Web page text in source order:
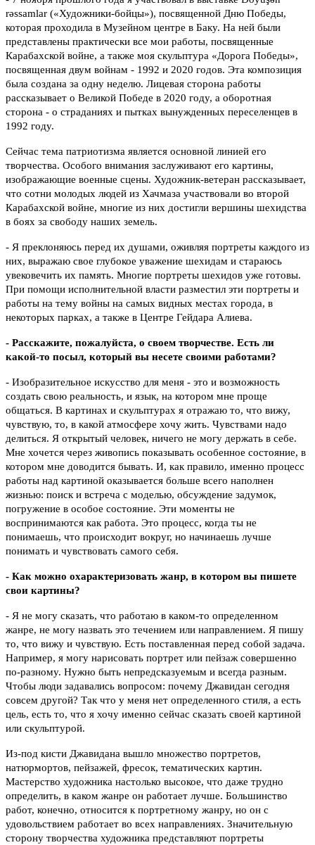
rəssamlar («Художники-бойцы»), посвященной Дню Победы,
которая проходила в Музейном центре в Баку. На ней были
представлены практически все мои работы, посвященные
Карабахской войне, а также моя скульптура «Дорога Победы»,
посвященная двум войнам - 1992 и 2020 годов. Эта композиция
была создана за одну неделю. Лицевая сторона работы
рассказывает о Великой Победе в 2020 году, а оборотная
сторона - о страданиях и пытках вынужденных переселенцев в
1992 году.
Сейчас тема патриотизма является основной линией его
творчества. Особого внимания заслуживают его картины,
изображающие военные сцены. Художник-ветеран рассказывает,
что сотни молодых людей из Хачмаза участвовали во второй
Карабахской войне, многие из них достигли вершины шехидства
в боях за свободу наших земель.
- Я преклоняюсь перед их душами, оживляя портреты каждого из
них, выражаю свое глубокое уважение шехидам и стараюсь
увековечить их память. Многие портреты шехидов уже готовы.
При помощи исполнительной власти разместил эти портреты и
работы на тему войны на самых видных местах города, в
некоторых парках, а также в Центре Гейдара Алиева.
- Расскажите, пожалуйста, о своем творчестве. Есть ли
какой-то посыл, который вы несете своими работами?
- Изобразительное искусство для меня - это и возможность
создать свою реальность, и язык, на котором мне проще
общаться. В картинах и скульптурах я отражаю то, что вижу,
чувствую, то, в какой атмосфере хочу жить. Чувствами надо
делиться. Я открытый человек, ничего не могу держать в себе.
Мне хочется через живопись показывать особенное состояние, в
котором мне доводится бывать. И, как правило, именно процесс
работы над картиной оказывается больше всего наполнен
жизнью: поиск и встреча с моделью, обсуждение задумок,
погружение в особое состояние. Эти моменты не
воспринимаются как работа. Это процесс, когда ты не
понимаешь, что происходит вокруг, но начинаешь лучше
понимать и чувствовать самого себя.
- Как можно охарактеризовать жанр, в котором вы пишете
свои картины?
- Я не могу сказать, что работаю в каком-то определенном
жанре, не могу назвать это течением или направлением. Я пишу
то, что вижу и чувствую. Есть поставленная перед собой задача.
Например, я могу нарисовать портрет или пейзаж совершенно
по-разному. Нужно быть непредсказуемым и всегда разным.
Чтобы люди задавались вопросом: почему Джавидан сегодня
совсем другой? Так что у меня нет определенного стиля, а есть
цель, есть то, что я хочу именно сейчас сказать своей картиной
или скульптурой.
Из-под кисти Джавидана вышло множество портретов,
натюрмортов, пейзажей, фресок, тематических картин.
Мастерство художника настолько высокое, что даже трудно
определить, в каком жанре он работает лучше. Большинство
работ, конечно, относится к портретному жанру, но он с
удовольствием работает во всех направлениях. Значительную
сторону творчества художника представляют портреты